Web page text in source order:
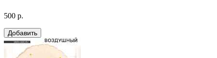
500 р.